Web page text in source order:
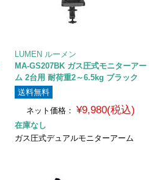
LUMEN ルーメン
MA-GS207BK ガス圧式モニターアー
ム 2台用 耐荷重2～6.5kg ブラック
送料無料
ネット価格： ¥9,980(税込)
在庫なし
ガス圧式デュアルモニターアーム